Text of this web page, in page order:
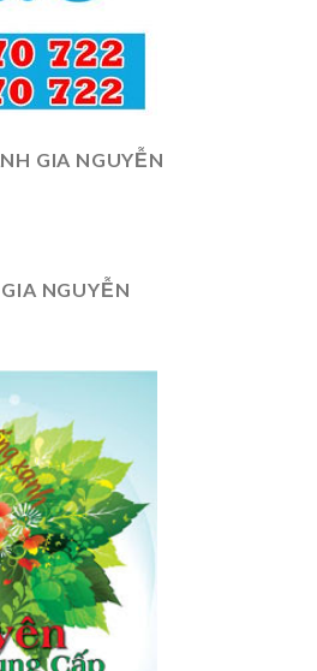
GIA NGUYỄN
NGUYỄN